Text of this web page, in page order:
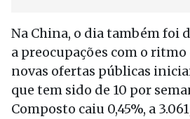
Na China, o dia também foi
a preocupações com o
novas ofertas públicas
que tem sido de 10 por
Composto caiu 0,45%, a